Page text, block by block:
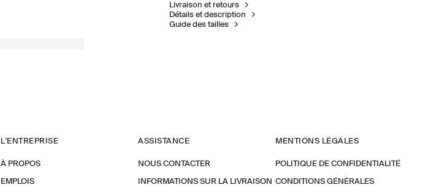
Livraison et retours
Détails et description
Guide des tailles
L'ENTREPRISE
À PROPOS
EMPLOIS
ASSISTANCE
NOUS CONTACTER
INFORMATIONS SUR LA LIVRAISON
MENTIONS LÉGALES
POLITIQUE DE CONFIDENTIALITÉ
CONDITIONS GÉNÉRALES